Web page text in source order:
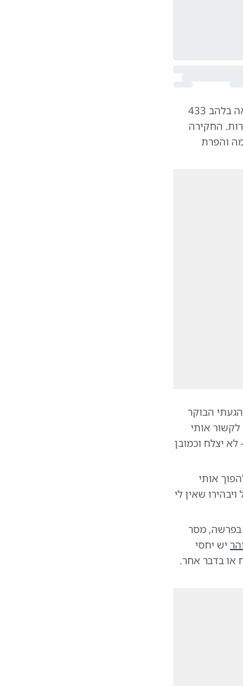
מדוברות המשטרה נמסר אמש: "היחידה הארצית לחקירות הונאה בלהב 433
החקירה
והפרת
הבוקר
אותי
יצלח וכמובן
אותי
שאין לי
בפרשה, מסר
יש יחסי
או בדבר אחר.